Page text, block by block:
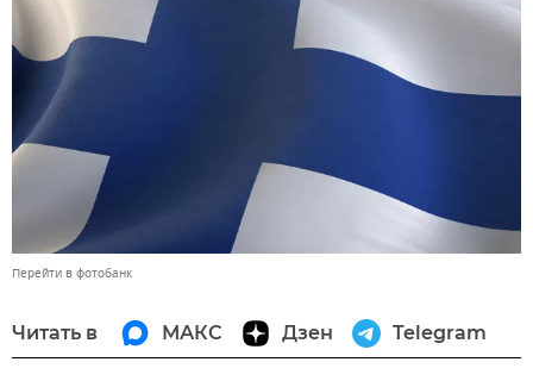
Перейти в фотобанк
Читать в МАКС Дзен Telegram